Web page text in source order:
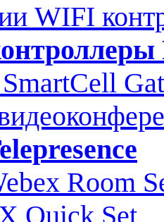
WIFI
Room
Quick Set